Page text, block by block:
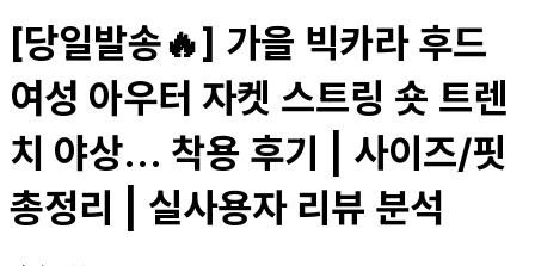
[당일발송🔥] 가을 빅카라 후드
여성 아우터 자켓 스트링 숏 트렌
치 야상... 착용 후기 | 사이즈/핏
총정리 | 실사용자 리뷰 분석